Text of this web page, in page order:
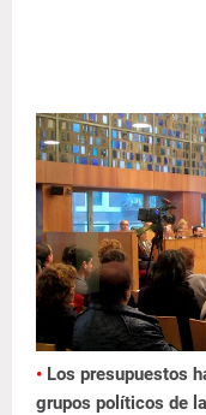
• Los presupuestos
grupos políticos de